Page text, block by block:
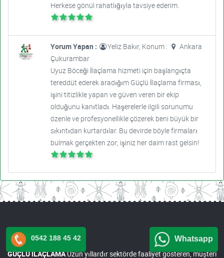
Herkese gönül rahatlığıyla tavsiye ederim.
Yorum Yapan : Yeliz Bakır, Konum :
Ankara
Çukurambar
Uyuz Böceği İlaçlama hizmeti için başlangıçta
tereddüt ederek aradığım Güçlü İlaçlama firması,
işini titizlikle yapan ve güven veren bir ekip
olduğunu kanıtladı. Haşerelerle ilgili sorunumu
özenle ve profesyonellikle çözerek beni büyük bir
sıkıntıdan kurtardılar. Bu devirde böyle firmaları
bulmak gerçekten zor; işiniz her daim rast gelsin!
HAKKIMIZDA
GÜÇLÜ İLAÇLAMAUzun yıllardır sektörde faaliyet gösteren, müşteri
0542 188 45 42 Whatsapp